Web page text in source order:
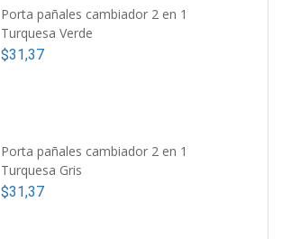
Porta pañales cambiador 2 en 1
Turquesa Verde
$31,37
Porta pañales cambiador 2 en 1
Turquesa Gris
$31,37